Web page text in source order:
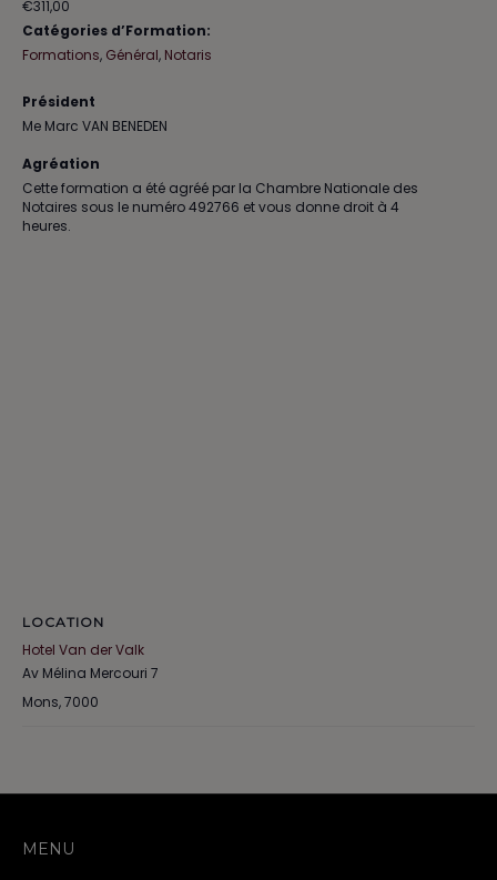
€311,00
Catégories d’Formation:
Formations, Général, Notaris
Président
Me Marc VAN BENEDEN
Agréation
Cette formation a été agréé par la Chambre Nationale des
Notaires sous le numéro 492766 et vous donne droit à 4
heures.
LOCATION
Hotel Van der Valk
Av Mélina Mercouri 7
Mons,7000
MENU